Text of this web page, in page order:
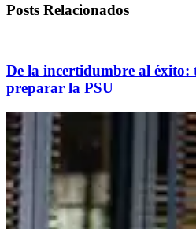
Posts Relacionados
De la incertidumbre al éxito:
preparar la PSU